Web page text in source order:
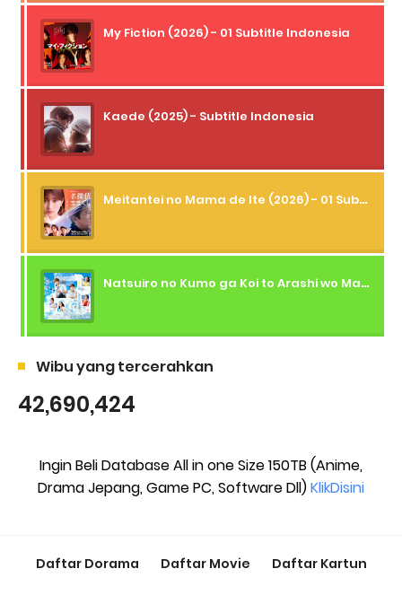
My Fiction (2026) - 01 Subtitle Indonesia
Kaede (2025) - Subtitle Indonesia
Meitantei no Mama de Ite (2026) - 01 Subtitle Indonesia
Natsuiro no Kumo ga Koi to Arashi wo Makiokosu (2026) - 01 Subtitle Indonesia
Wibu yang tercerahkan
42,690,424
Ingin Beli Database All in one Size 150TB (Anime,
Drama Jepang, Game PC, Software Dll)KlikDisini
Daftar Dorama Daftar Movie Daftar Kartun